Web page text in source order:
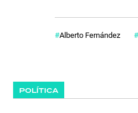
Alberto Fernández
POLÍTICA